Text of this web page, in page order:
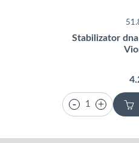
Stabilizator